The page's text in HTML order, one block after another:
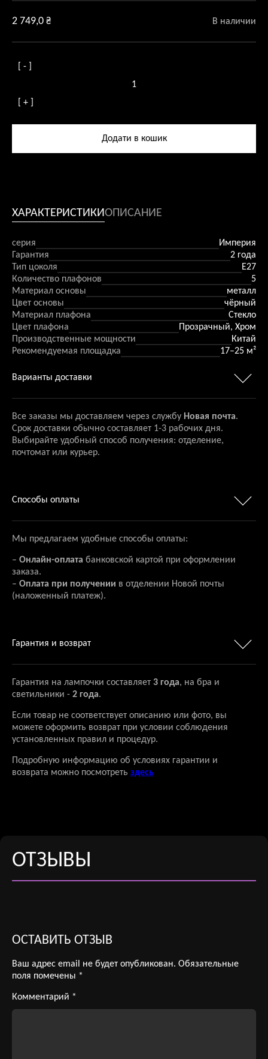
2 749,0 ₴ В наличии
[ - ]
товара
Люстра
патронів
[ + ]
Додати в кошик
ХАРАКТЕРИСТИКИОПИСАНИЕ
серия
Империя
Гарантия
2 года
Тип цоколя
E27
Количество плафонов
5
Материал основы
металл
Цвет основы
чёрный
Материал плафона
Стекло
Цвет плафона
Прозрачный, Хром
Производственные мощности
Китай
Рекомендуемая площадка
17–25 м²
Варианты доставки
Все заказы мы доставляем через службу Новая почта.
Срок доставки обычно составляет 1-3 рабочих дня.
Выбирайте удобный способ получения: отделение,
почтомат или курьер.
Способы оплаты
Мы предлагаем удобные способы оплаты:
– Онлайн-оплата банковской картой при оформлении
заказа.
– Оплата при получении в отделении Новой почты
(наложенный платеж).
Гарантия и возврат
Гарантия на лампочки составляет 3 года, на бра и
светильники - 2 года.
Если товар не соответствует описанию или фото, вы
можете оформить возврат при условии соблюдения
установленных правил и процедур.
Подробную информацию об условиях гарантии и
возврата можно посмотреть здесь
ОТЗЫВЫ
ОСТАВИТЬ ОТЗЫВ
Ваш адрес email не будет опубликован. Обязательные
поля помечены *
Комментарий *